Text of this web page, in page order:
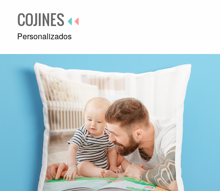
COJINES
Personalizados